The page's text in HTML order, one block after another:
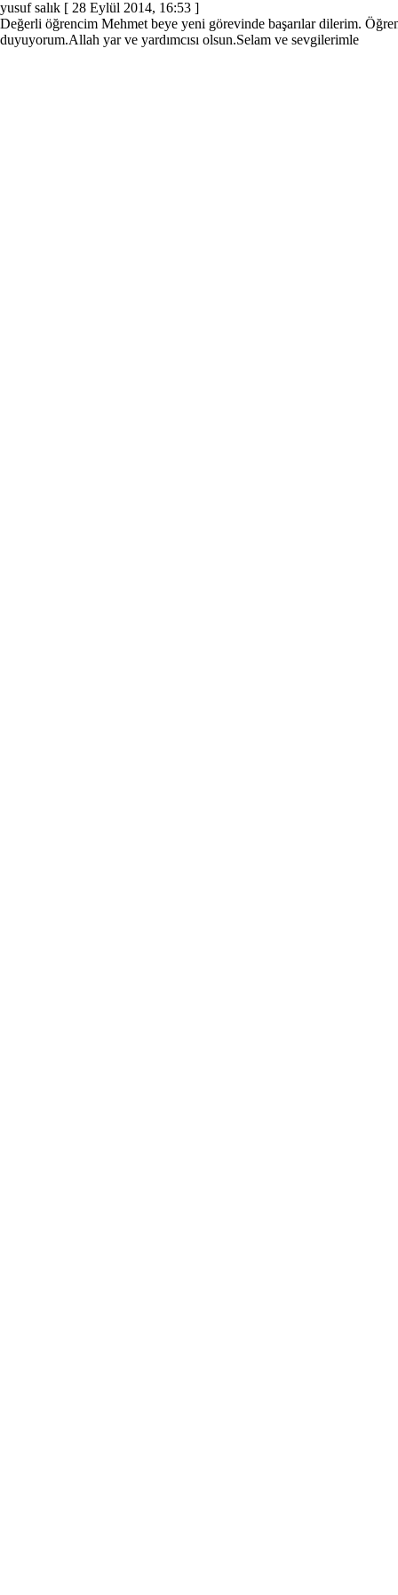
yusuf salık [ 28 Eylül 2014, 16:53 ]
Değerli öğrencim Mehmet beye yeni görevinde başarılar dilerim.
duyuyorum.Allah yar ve yardımcısı olsun.Selam ve sevgilerimle